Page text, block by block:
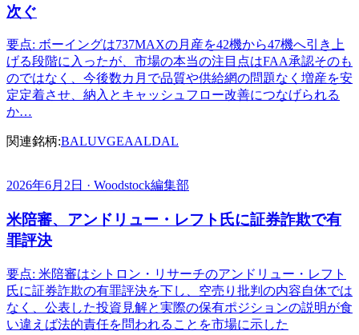
次ぐ
要点: ボーイングは737MAXの月産を42機から47機へ引き上
げる段階に入ったが、市場の本当の注目点はFAA承認そのも
のではなく、今後数カ月で品質や供給網の問題なく増産を安
定定着させ、納入とキャッシュフロー改善につなげられる
か…
関連銘柄:BALUVGEAALDAL
2026年6月2日 · Woodstock編集部
米陪審、アンドリュー・レフト氏に証券詐欺で有
罪評決
要点: 米陪審はシトロン・リサーチのアンドリュー・レフト
氏に証券詐欺の有罪評決を下し、空売り批判の内容自体では
なく、公表した投資見解と実際の保有ポジションの説明が食
い違えば法的責任を問われることを市場に示した